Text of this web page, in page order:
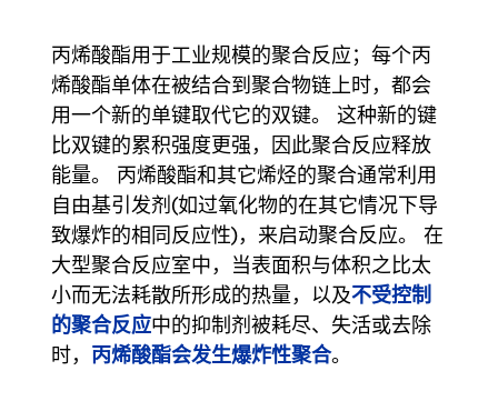
丙烯酸酯用于工业规模的聚合反应；每个丙
烯酸酯单体在被结合到聚合物链上时，都会
用一个新的单键取代它的双键。 这种新的键
比双键的累积强度更强，因此聚合反应释放
能量。 丙烯酸酯和其它烯烃的聚合通常利用
自由基引发剂(如过氧化物的在其它情况下导
致爆炸的相同反应性)，来启动聚合反应。 在
大型聚合反应室中，当表面积与体积之比太
小而无法耗散所形成的热量，以及不受控制
的聚合反应中的抑制剂被耗尽、失活或去除
时， 丙烯酸酯会发生爆炸性聚合。